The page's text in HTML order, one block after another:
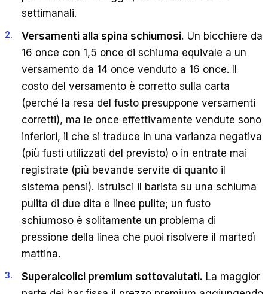
settimanali.
Versamenti alla spina schiumosi. Un bicchiere da
16 once con 1,5 once di schiuma equivale a un
versamento da 14 once venduto a 16 once. Il
costo del versamento è corretto sulla carta
(perché la resa del fusto presuppone versamenti
corretti), ma le once effettivamente vendute sono
inferiori, il che si traduce in una varianza negativa
(più fusti utilizzati del previsto) o in entrate mai
registrate (più bevande servite di quanto il
sistema pensi). Istruisci il barista su una schiuma
pulita di due dita e linee pulite; un fusto
schiumoso è solitamente un problema di
pressione della linea che puoi risolvere il martedì
mattina.
Superalcolici premium sottovalutati. La maggior